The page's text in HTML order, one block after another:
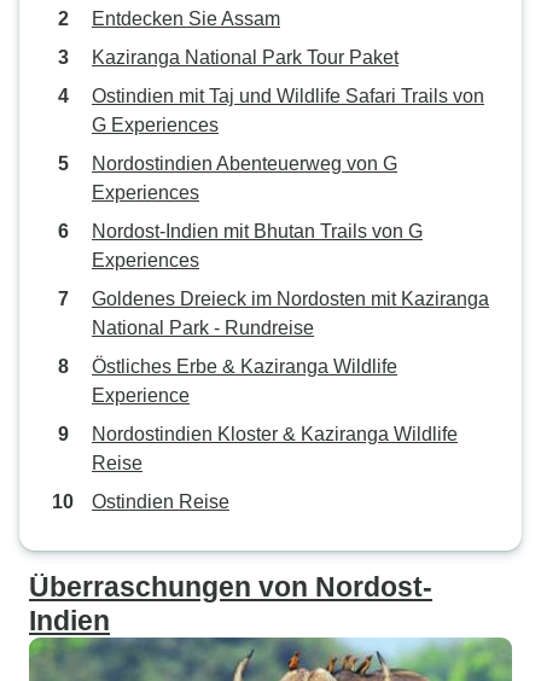
Entdecken Sie Assam
Kaziranga National Park Tour Paket
Ostindien mit Taj und Wildlife Safari Trails von
G Experiences
Nordostindien Abenteuerweg von G
Experiences
Nordost-Indien mit Bhutan Trails von G
Experiences
Goldenes Dreieck im Nordosten mit Kaziranga
National Park - Rundreise
Östliches Erbe & Kaziranga Wildlife
Experience
Nordostindien Kloster & Kaziranga Wildlife
Reise
Ostindien Reise
Überraschungen von Nordost-
Indien